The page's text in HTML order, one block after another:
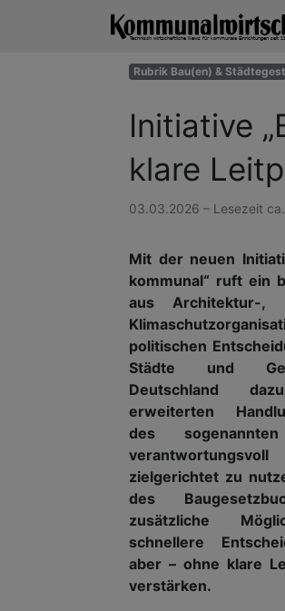
Rubrik Bau(en) &
Initiative
klare
03.03.2026 – Lesezeit
Mit der neuen
kommunal“ ruft ein
aus Architektur-,
politischen
Städte und
Deutschland
erweiterten
des
zielgerichtet zu
des
zusätzliche
schnellere
aber – ohne klare
verstärken.